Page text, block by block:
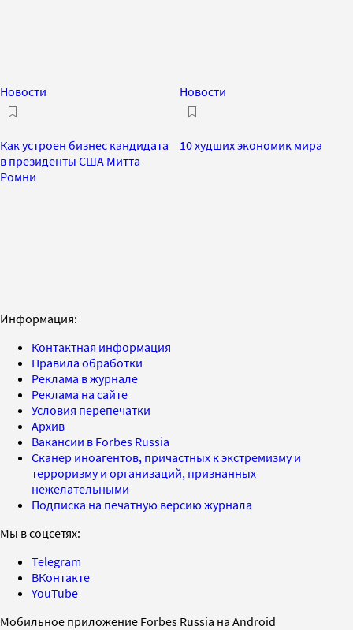
Новости
Как устроен бизнес кандидата
в президенты США Митта
Ромни
Новости
10 худших экономик мира
Информация:
Контактная информация
Правила обработки
Реклама в журнале
Реклама на сайте
Условия перепечатки
Архив
Вакансии в Forbes Russia
Сканер иноагентов, причастных к экстремизму и
терроризму и организаций, признанных
нежелательными
Подписка на печатную версию журнала
Мы в соцсетях:
Telegram
ВКонтакте
YouTube
Мобильное приложение Forbes Russia на Android